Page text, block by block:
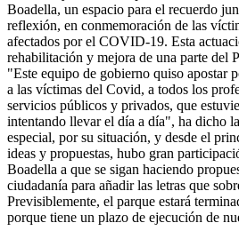
Boadella, un espacio para el recuerdo
reflexión, en conmemoración de las
afectados por el COVID-19. Esta
rehabilitación y mejora de una parte del
"Este equipo de gobierno quiso apostar
a las víctimas del Covid, a todos los
servicios públicos y privados, que
intentando llevar el día a día", ha dicho
especial, por su situación, y desde el
ideas y propuestas, hubo gran
Boadella a que se sigan haciendo
ciudadanía para añadir las letras que
Previsiblemente, el parque estará
porque tiene un plazo de ejecución de